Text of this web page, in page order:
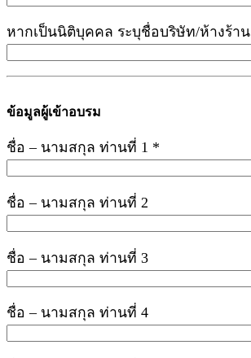
หากเป็นนิติบุคคล ระบุชื่อบริษัท/ห้างร้าน
ข้อมูลผู้เข้าอบรม
ชื่อ – นามสกุล ท่านที่ 1 *
ชื่อ – นามสกุล ท่านที่ 2
ชื่อ – นามสกุล ท่านที่ 3
ชื่อ – นามสกุล ท่านที่ 4